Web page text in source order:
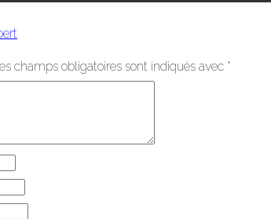
champs obligatoires sont indiqués avec *